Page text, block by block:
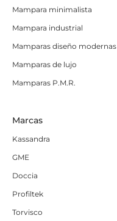
Mampara minimalista
Mampara industrial
Mamparas diseño modernas
Mamparas de lujo
Mamparas P.M.R.
Marcas
Kassandra
GME
Doccia
Profiltek
Torvisco